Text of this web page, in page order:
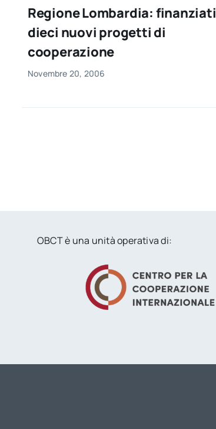
Regione Lombardia: finanziati
dieci nuovi progetti di
cooperazione
Novembre 20, 2006
OBCT è una unità operativa di: